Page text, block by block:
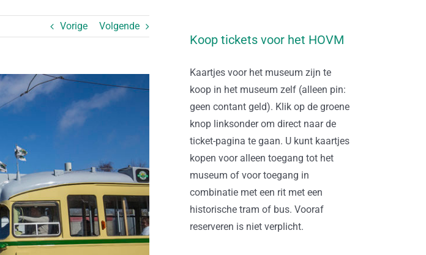
Vorige Volgende
Koop tickets voor het HOVM
Kaartjes voor het museum zijn te
koop in het museum zelf (alleen pin:
geen contant geld). Klik op de groene
knop linksonder om direct naar de
ticket-pagina te gaan. U kunt kaartjes
kopen voor alleen toegang tot het
museum of voor toegang in
combinatie met een rit met een
historische tram of bus. Vooraf
reserveren is niet verplicht.